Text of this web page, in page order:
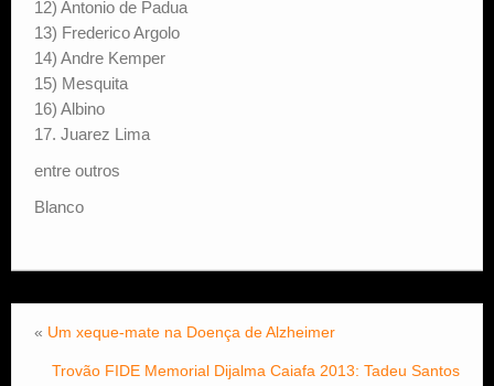
12) Antonio de Padua
13) Frederico Argolo
14) Andre Kemper
15) Mesquita
16) Albino
17. Juarez Lima
entre outros
Blanco
« Um xeque-mate na Doença de Alzheimer
Trovão FIDE Memorial Dijalma Caiafa 2013: Tadeu Santos